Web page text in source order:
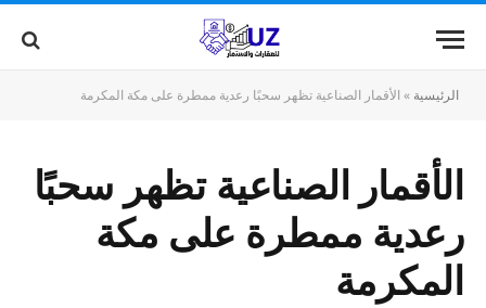
الرئيسية » الأقمار الصناعية تظهر سحبًا رعدية ممطرة على مكة المكرمة
الأقمار الصناعية تظهر سحبًا
رعدية ممطرة على مكة
المكرمة